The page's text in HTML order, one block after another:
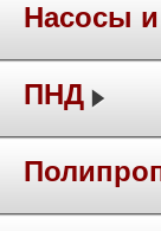
Насосы
ПНД